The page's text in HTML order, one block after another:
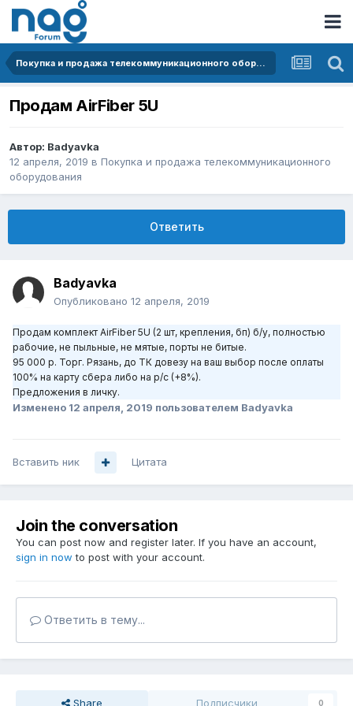
Покупка и продажа телекоммуникационного оборудования
Продам AirFiber 5U
Автор: Badyavka
12 апреля, 2019 в Покупка и продажа телекоммуникационного
оборудования
Ответить
Badyavka
Опубликовано 12 апреля, 2019
Продам комплект AirFiber 5U (2 шт, крепления, бп) б/у, полностью
рабочие, не пыльные, не мятые, порты не битые.
95 000 р. Торг. Рязань, до ТК довезу на ваш выбор после оплаты
100% на карту сбера либо на р/с (+8%).
Предложения в личку.
Изменено 12 апреля, 2019 пользователем Badyavka
Вставить ник Цитата
Join the conversation
You can post now and register later. If you have an account,
sign in now to post with your account.
Ответить в тему...
Share Подписчики 0